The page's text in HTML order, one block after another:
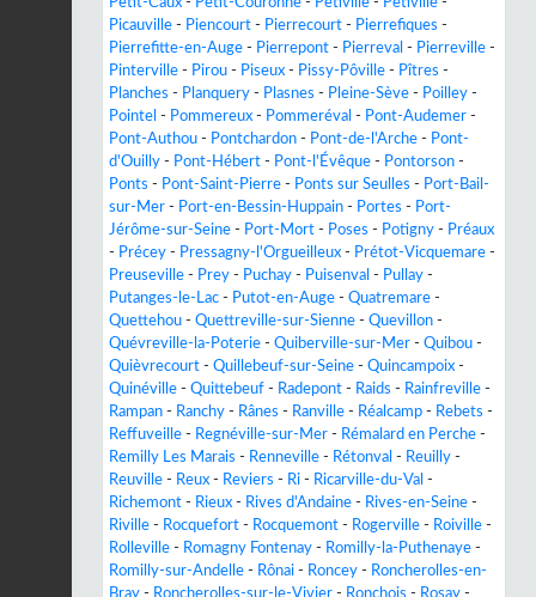
Petit-Caux - Petit-Couronne - Petiville - Petiville -
Picauville - Piencourt - Pierrecourt - Pierrefiques -
Pierrefitte-en-Auge - Pierrepont - Pierreval - Pierreville -
Pinterville - Pirou - Piseux - Pissy-Pôville - Pîtres -
Planches - Planquery - Plasnes - Pleine-Sève - Poilley -
Pointel - Pommereux - Pommeréval - Pont-Audemer -
Pont-Authou - Pontchardon - Pont-de-l'Arche - Pont-
d'Ouilly - Pont-Hébert - Pont-l'Évêque - Pontorson -
Ponts - Pont-Saint-Pierre - Ponts sur Seulles - Port-Bail-
sur-Mer - Port-en-Bessin-Huppain - Portes - Port-
Jérôme-sur-Seine - Port-Mort - Poses - Potigny - Préaux
- Précey - Pressagny-l'Orgueilleux - Prétot-Vicquemare -
Preuseville - Prey - Puchay - Puisenval - Pullay -
Putanges-le-Lac - Putot-en-Auge - Quatremare -
Quettehou - Quettreville-sur-Sienne - Quevillon -
Quévreville-la-Poterie - Quiberville-sur-Mer - Quibou -
Quièvrecourt - Quillebeuf-sur-Seine - Quincampoix -
Quinéville - Quittebeuf - Radepont - Raids - Rainfreville -
Rampan - Ranchy - Rânes - Ranville - Réalcamp - Rebets -
Reffuveille - Regnéville-sur-Mer - Rémalard en Perche -
Remilly Les Marais - Renneville - Rétonval - Reuilly -
Reuville - Reux - Reviers - Ri - Ricarville-du-Val -
Richemont - Rieux - Rives d'Andaine - Rives-en-Seine -
Riville - Rocquefort - Rocquemont - Rogerville - Roiville -
Rolleville - Romagny Fontenay - Romilly-la-Puthenaye -
Romilly-sur-Andelle - Rônai - Roncey - Roncherolles-en-
Bray - Roncherolles-sur-le-Vivier - Ronchois - Rosay -